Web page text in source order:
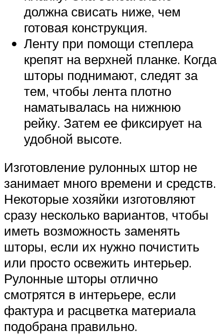
должна свисать ниже, чем
готовая конструкция.
Ленту при помощи степлера
крепят на верхней планке. Когда
шторы поднимают, следят за
тем, чтобы лента плотно
наматывалась на нижнюю
рейку. Затем ее фиксирует на
удобной высоте.
Изготовление рулонных штор не
занимает много времени и средств.
Некоторые хозяйки изготовляют
сразу несколько вариантов, чтобы
иметь возможность заменять
шторы, если их нужно почистить
или просто освежить интерьер.
Рулонные шторы отлично
смотрятся в интерьере, если
фактура и расцветка материала
подобрана правильно.